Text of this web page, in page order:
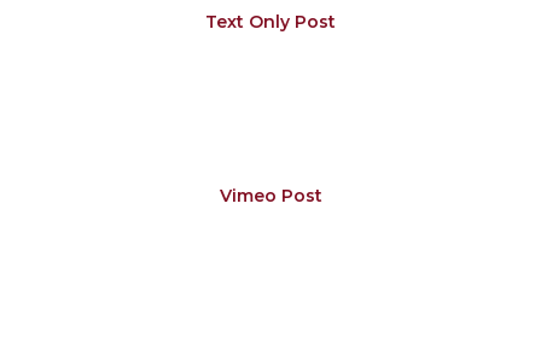
Text Only Post
Vimeo Post